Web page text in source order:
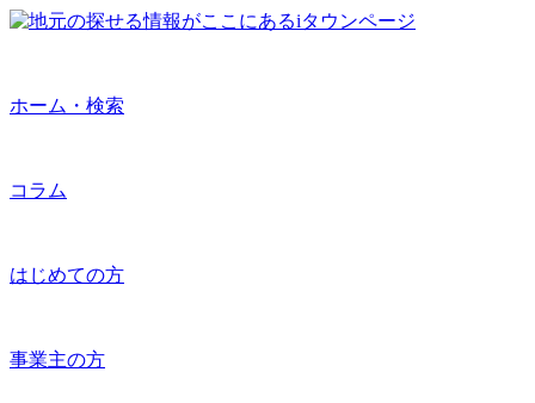
ホーム・検索
コラム
はじめての方
事業主の方